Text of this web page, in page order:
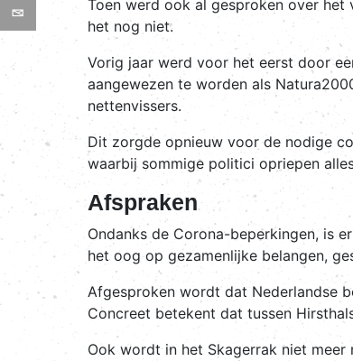
Toen werd ook al gesproken over het
het nog niet.
Vorig jaar werd voor het eerst door
aangewezen te worden als
nettenvissers.
Dit zorgde opnieuw voor de nodige
waarbij sommige politici opriepen
Afspraken
Ondanks de Corona-beperkingen, is
het oog op gezamenlijke belangen,
Afgesproken wordt dat Nederlandse
Concreet betekent dat tussen
Ook wordt in het Skagerrak niet